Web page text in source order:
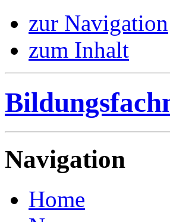
zur Navigation
zum Inhalt
Navigation
Home